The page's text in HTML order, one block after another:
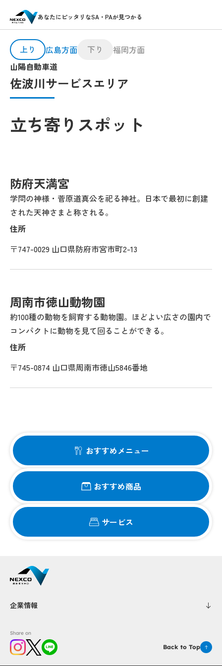
あなたにピッタリなSA・PAが見つかる
山陽自動車道
佐波川サービスエリア
上り 広島方面 下り 福岡方面
立ち寄りスポット
防府天満宮
学問の神様・菅原道真公を祀る神社。日本で最初に創建
された天神さまと称される。
住所
〒747-0029 山口県防府市宮市町2-13
周南市徳山動物園
約100種の動物を飼育する動物園。ほどよい広さの園内で
コンパクトに動物を見て回ることができる。
住所
〒745-0874 山口県周南市徳山5846番地
おすすめメニュー
おすすめ商品
サービス
企業情報
Share on
Back to Top